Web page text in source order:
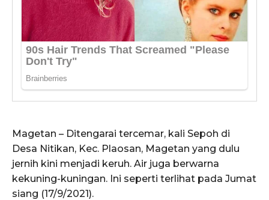
Magetan – Ditengarai tercemar, kali Sepoh di
Desa Nitikan, Kec. Plaosan, Magetan yang dulu
jernih kini menjadi keruh. Air juga berwarna
kekuning-kuningan. Ini seperti terlihat pada Jumat
siang (17/9/2021).